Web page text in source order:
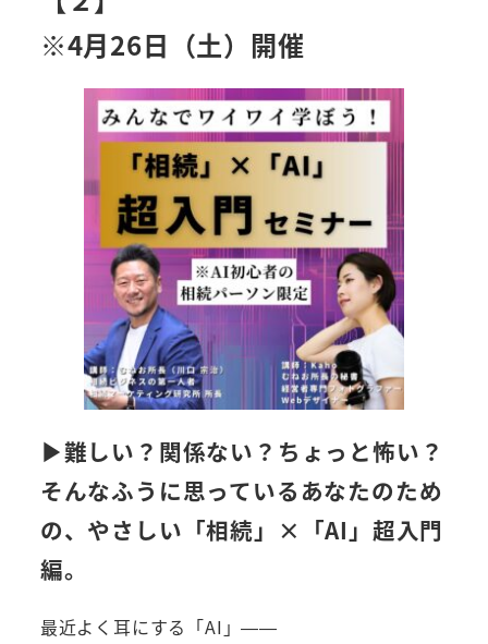
※4月26日（土）開催
▶︎難しい？関係ない？ちょっと怖い？
そんなふうに思っているあなたのため
の、やさしい「相続」×「AI」超入門
編。
最近よく耳にする「AI」——